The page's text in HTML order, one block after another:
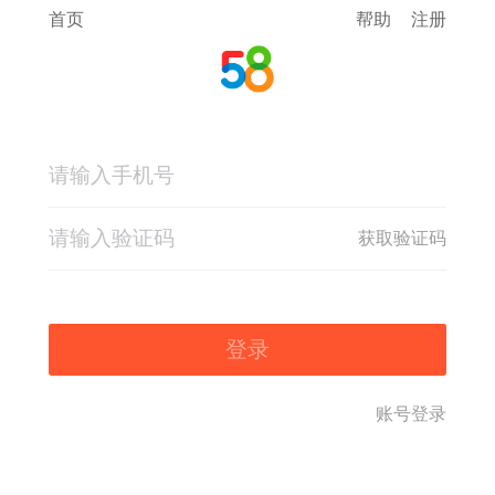
首页 帮助 注册
获取验证码
登录
账号登录